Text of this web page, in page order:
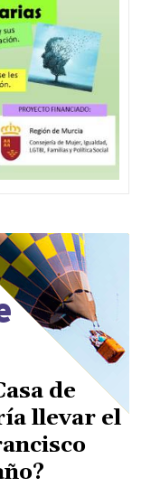
de
llevar el